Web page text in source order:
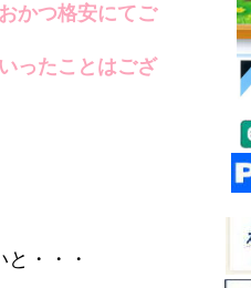
かつ格安にてご
ったことはござ
・・・